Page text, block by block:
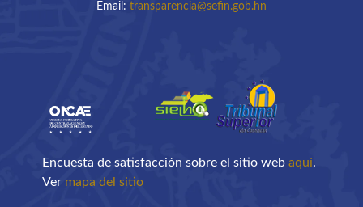
Email: transparencia@sefin.gob.hn
Encuesta de satisfacción sobre el sitio webaquí.
Ver mapa del sitio